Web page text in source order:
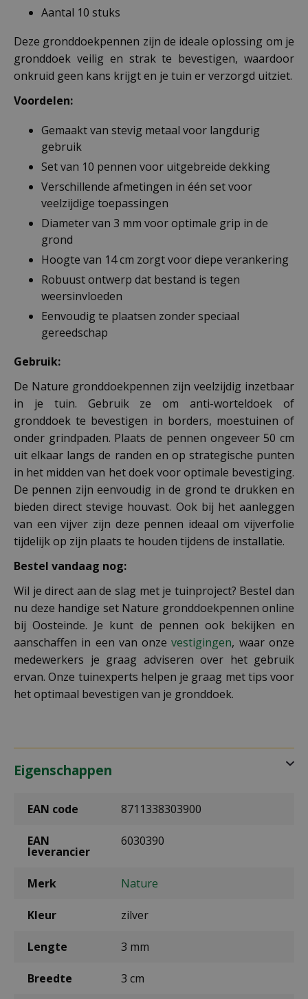
Aantal 10 stuks
Deze gronddoekpennen zijn de ideale oplossing om je
gronddoek veilig en strak te bevestigen, waardoor
onkruid geen kans krijgt en je tuin er verzorgd uitziet.
Voordelen:
Gemaakt van stevig metaal voor langdurig
gebruik
Set van 10 pennen voor uitgebreide dekking
Verschillende afmetingen in één set voor
veelzijdige toepassingen
Diameter van 3 mm voor optimale grip in de
grond
Hoogte van 14 cm zorgt voor diepe verankering
Robuust ontwerp dat bestand is tegen
weersinvloeden
Eenvoudig te plaatsen zonder speciaal
gereedschap
Gebruik:
De Nature gronddoekpennen zijn veelzijdig inzetbaar
in je tuin. Gebruik ze om anti-worteldoek of
gronddoek te bevestigen in borders, moestuinen of
onder grindpaden. Plaats de pennen ongeveer 50 cm
uit elkaar langs de randen en op strategische punten
in het midden van het doek voor optimale bevestiging.
De pennen zijn eenvoudig in de grond te drukken en
bieden direct stevige houvast. Ook bij het aanleggen
van een vijver zijn deze pennen ideaal om vijverfolie
tijdelijk op zijn plaats te houden tijdens de installatie.
Bestel vandaag nog:
Wil je direct aan de slag met je tuinproject? Bestel dan
nu deze handige set Nature gronddoekpennen online
bij Oosteinde. Je kunt de pennen ook bekijken en
aanschaffen in een van onzevestigingen, waar onze
medewerkers je graag adviseren over het gebruik
ervan. Onze tuinexperts helpen je graag met tips voor
het optimaal bevestigen van je gronddoek.
Eigenschappen
EAN code 8711338303900
EAN
leverancier
6030390
Merk Nature
Kleur zilver
Lengte 3 mm
Breedte 3 cm